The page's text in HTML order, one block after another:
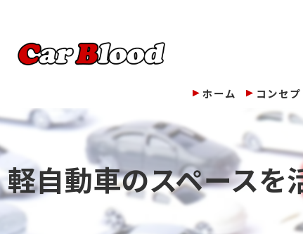
ホーム コンセプ
軽自動車のスペース